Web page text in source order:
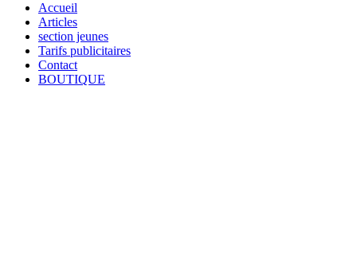
Accueil
Articles
section jeunes
Tarifs publicitaires
Contact
BOUTIQUE